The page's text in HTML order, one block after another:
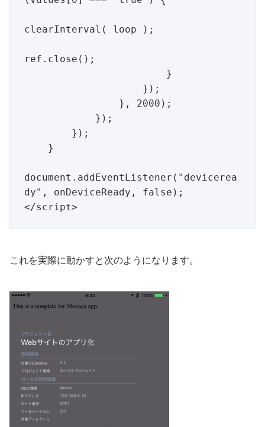
clearInterval( loop );
ref.close();
document.addEventListener("devicerea
dy", onDeviceReady, false);
これを実際に動かすと次のようになります。